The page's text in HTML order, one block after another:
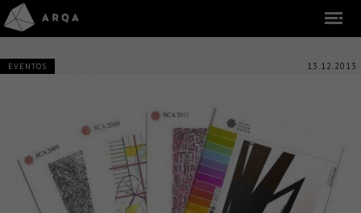
EVENTOS 13.12.2013